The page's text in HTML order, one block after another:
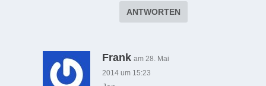
ANTWORTEN
Frank am 28. Mai
2014 um 15:23